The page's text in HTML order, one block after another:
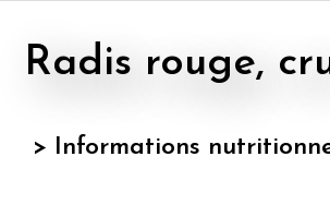
Radis rouge,
> Informations